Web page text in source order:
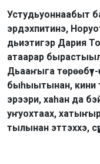
Устудьуоннаабыт
эрдэхпитинэ,
дьиэтигэр Дария
атаарар
Дьааҥыга
быһыытынан, кини
эрээри, хаһан да
уҥуохтаах,
тылынан эттэххэ,